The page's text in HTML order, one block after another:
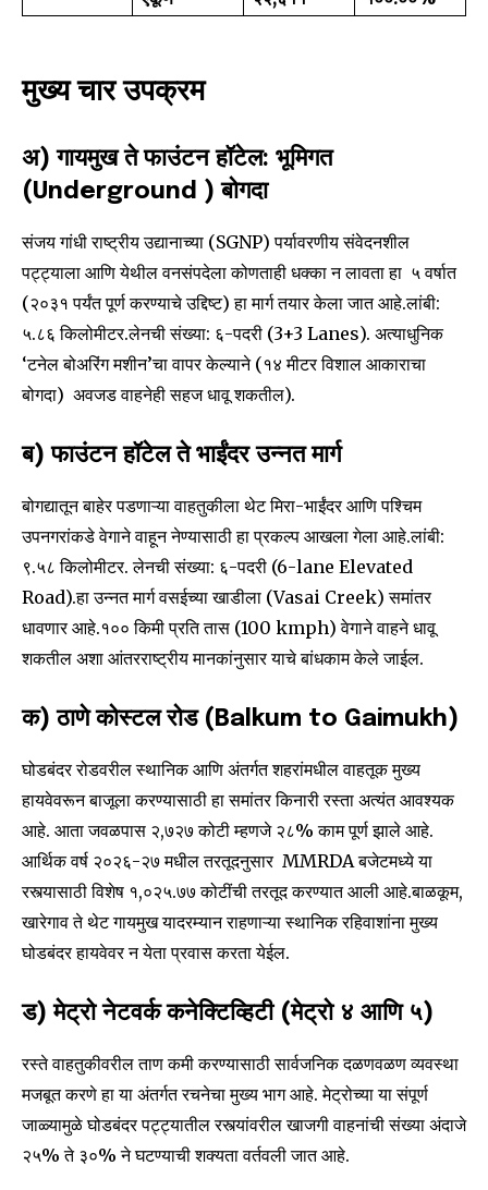
मुख्य चार उपक्रम
अ) गायमुख ते फाउंटन हॉटेल: भूमिगत
(Underground ) बोगदा
संजय गांधी राष्ट्रीय उद्यानाच्या (SGNP) पर्यावरणीय संवेदनशील
पट्ट्याला आणि येथील वनसंपदेला कोणताही धक्का न लावता हा ५ वर्षात
(२०३१ पर्यंत पूर्ण करण्याचे उद्दिष्ट) हा मार्ग तयार केला जात आहे.लांबी:
५.८६ किलोमीटर.लेनची संख्या: ६-पदरी (3+3 Lanes). अत्याधुनिक
‘टनेल बोअरिंग मशीन’चा वापर केल्याने (१४ मीटर विशाल आकाराचा
बोगदा) अवजड वाहनेही सहज धावू शकतील).
ब) फाउंटन हॉटेल ते भाईंदर उन्नत मार्ग
बोगद्यातून बाहेर पडणाऱ्या वाहतुकीला थेट मिरा-भाईंदर आणि पश्चिम
उपनगरांकडे वेगाने वाहून नेण्यासाठी हा प्रकल्प आखला गेला आहे.लांबी:
९.५८ किलोमीटर. लेनची संख्या: ६-पदरी (6-lane Elevated
Road).हा उन्नत मार्ग वसईच्या खाडीला (Vasai Creek) समांतर
धावणार आहे.१०० किमी प्रति तास (100 kmph) वेगाने वाहने धावू
शकतील अशा आंतरराष्ट्रीय मानकांनुसार याचे बांधकाम केले जाईल.
क) ठाणे कोस्टल रोड (Balkum to Gaimukh)
घोडबंदर रोडवरील स्थानिक आणि अंतर्गत शहरांमधील वाहतूक मुख्य
हायवेवरून बाजूला करण्यासाठी हा समांतर किनारी रस्ता अत्यंत आवश्यक
आहे. आता जवळपास ₹२,७२७ कोटी म्हणजे २८% काम पूर्ण झाले आहे.
आर्थिक वर्ष २०२६-२७ मधील तरतूदनुसार MMRDA बजेटमध्ये या
रस्त्यासाठी विशेष ₹१,०२५.७७ कोटींची तरतूद करण्यात आली आहे.बाळकूम,
खारेगाव ते थेट गायमुख यादरम्यान राहणाऱ्या स्थानिक रहिवाशांना मुख्य
घोडबंदर हायवेवर न येता प्रवास करता येईल.
ड) मेट्रो नेटवर्क कनेक्टिव्हिटी (मेट्रो ४ आणि ५)
रस्ते वाहतुकीवरील ताण कमी करण्यासाठी सार्वजनिक दळणवळण व्यवस्था
मजबूत करणे हा या अंतर्गत रचनेचा मुख्य भाग आहे. मेट्रोच्या या संपूर्ण
जाळ्यामुळे घोडबंदर पट्ट्यातील रस्त्यांवरील खाजगी वाहनांची संख्या अंदाजे
२५% ते ३०% ने घटण्याची शक्यता वर्तवली जात आहे.